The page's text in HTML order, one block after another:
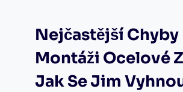
Nejčastější Chyby
Montáži Ocelové
Jak Se Jim